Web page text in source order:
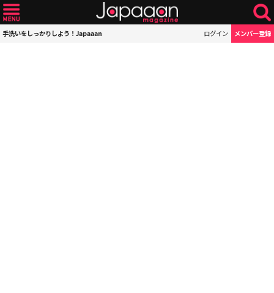
手洗いをしっかりしよう！Japaaan ログイン メンバー登録